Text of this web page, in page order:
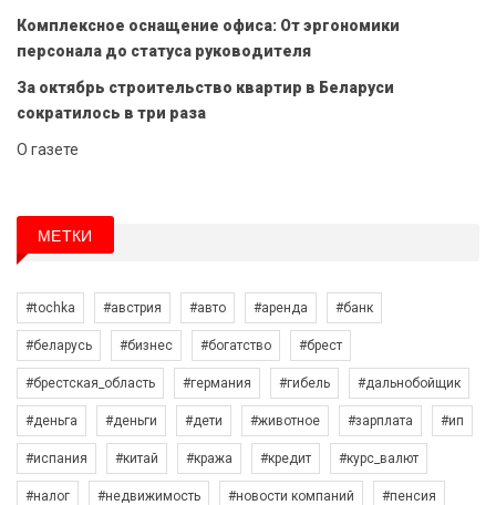
Комплексное оснащение офиса: От эргономики
персонала до статуса руководителя
За октябрь строительство квартир в Беларуси
сократилось в три раза
О газете
МЕТКИ
#tochka #австрия #авто #аренда #банк
#беларусь #бизнес #богатство #брест
#брестская_область #германия #гибель #дальнобойщик
#деньга #деньги #дети #животное #зарплата #ип
#испания #китай #кража #кредит #курс_валют
#налог #недвижимость #новости компаний #пенсия